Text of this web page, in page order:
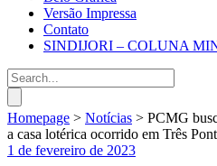
Versão Impressa
Contato
SINDIJORI – COLUNA
Homepage > Notícias > PCMG
a casa lotérica ocorrido em Três
1 de fevereiro de 2023